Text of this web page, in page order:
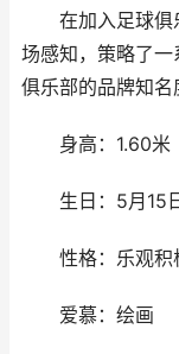
在加入足球俱
场感知，策略了
俱乐部的品牌知名
身高：1.60米
生日：5月15
性格：乐观积
爱慕：绘画